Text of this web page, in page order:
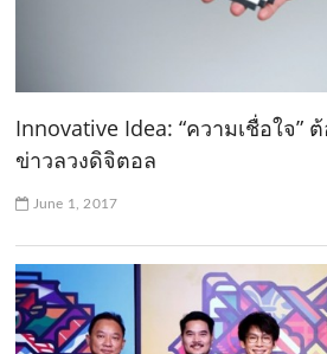
Innovative Idea: “ความเชื่อใจ”
ข่าวลวงดิจิตอล
June 1, 2017